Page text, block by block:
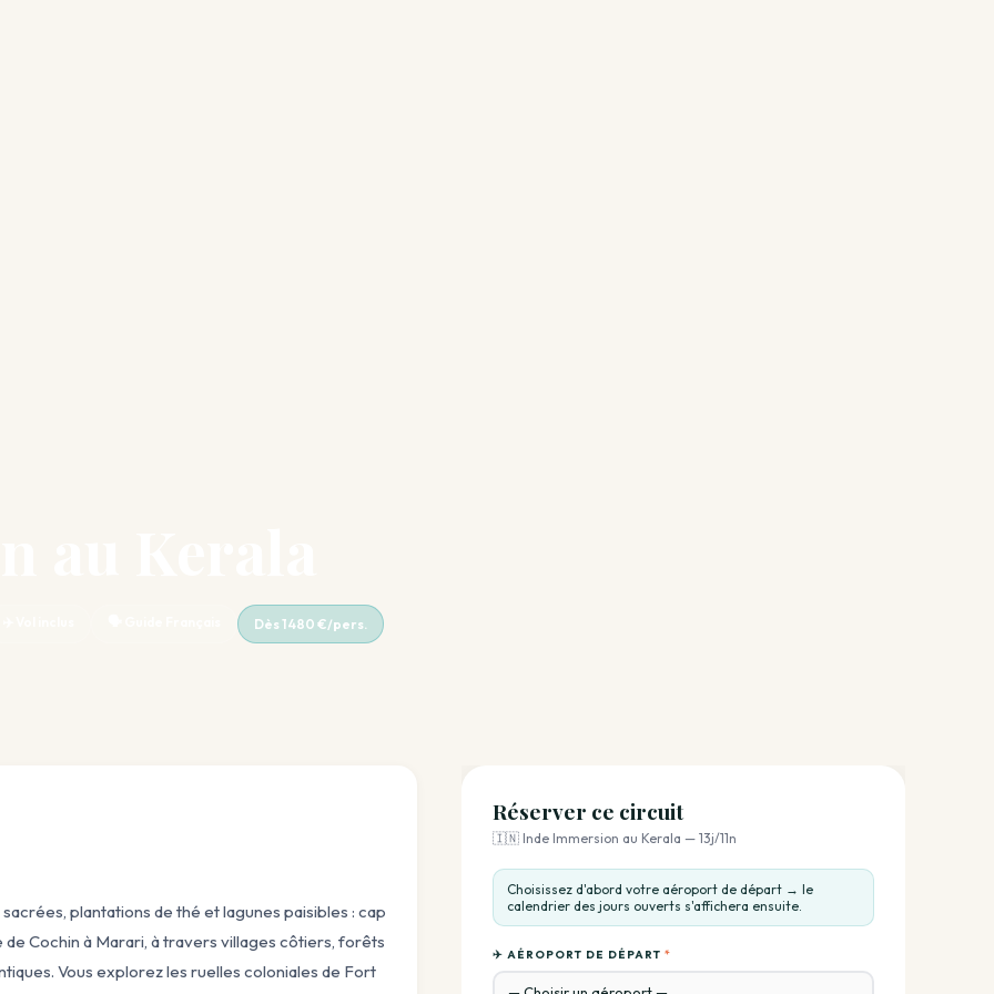
Dès 1 480 €/pers.
plantations de thé et lagunes paisibles : cap
Cochin à Marari, à travers villages côtiers, forêts
Vous explorez les ruelles coloniales de Fort
Réserver ce circuit
🇮🇳 Inde Immersion au Kerala — 13j/11n
Choisissez d'abord votre aéroport de départ → le
calendrier des jours ouverts s'affichera ensuite.
✈️ AÉROPORT DE DÉPART *